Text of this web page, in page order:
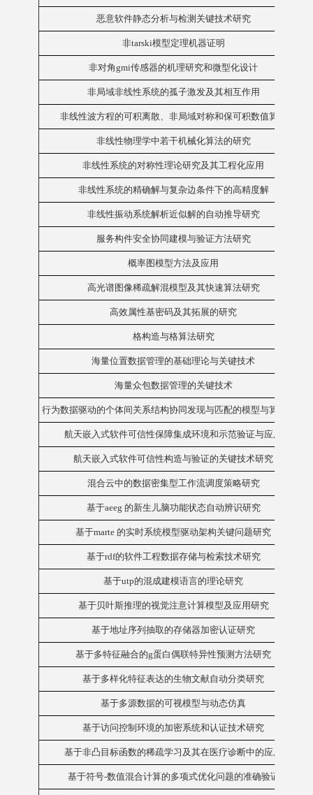
恶意软件静态分析与检测关键技术研究
非tarski模型定理机器证明
非对角gmi传感器的机理研究和微型化设计
非局域非线性系统的孤子激发及其相互作用
非线性波方程的可积离散、非局域对称和保可积数值算法
非线性物理学中若干机械化算法的研究
非线性系统的对称性理论研究及其工程化应用
非线性系统的精确解与复杂边条件下的高精度解
非线性振动系统解析近似解的自动推导研究
服务构件安全协同建模与验证方法研究
概率图模型方法及应用
高光谱图像稀疏解混模型及其快速算法研究
高效属性基密码及其拓展的研究
格构造与格算法研究
海量位置数据管理的基础理论与关键技术
海量众包数据管理的关键技术
行为数据驱动的个体间关系结构协同发现与匹配的模型与算法研究
航天嵌入式软件可信性保障集成环境和示范验证与应用
航天嵌入式软件可信性构造与验证的关键技术研究
混合云中的数据密集型工作流调度策略研究
基于aeeg 的新生儿脑功能状态自动辨识研究
基于marte 的实时系统模型驱动架构关键问题研究
基于rdf的软件工程数据存储与检索技术研究
基于utp的混成建模语言的理论研究
基于贝叶斯推理的视觉注意计算模型及应用研究
基于地址序列抽取的存储器加密认证研究
基于多特征融合的g蛋白偶联特异性预测方法研究
基于多样化特征表达的生物文献自动分类研究
基于多源数据的可视模型与动态仿真
基于访问控制环境的加密系统和认证技术研究
基于非凸目标函数的稀疏学习及其在医疗诊断中的应用
基于符号-数值混合计算的多项式优化问题的准确验证